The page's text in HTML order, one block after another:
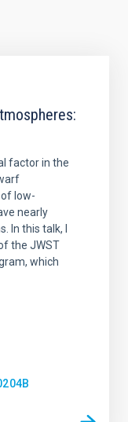
factor in the
low-
nearly
In this talk, I
the JWST
which